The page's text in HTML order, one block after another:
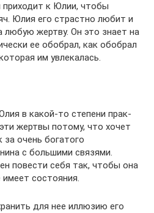
к Юлии, чтобы
Юлия его страстно любит и
любую жертву. Он это зна­ет на
ее обобрал, как обобрал
им увлекалась.
в какой-то степени прак­
жертвы потому, что хочет
очень богатого
с большими связями.
повести себя так, чтобы она
состояния.
для нее иллюзию его